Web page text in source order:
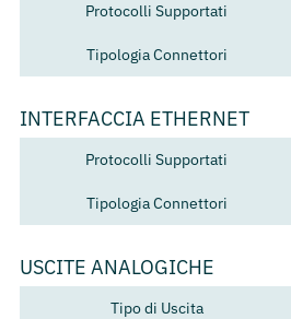
Protocolli Supportati
Tipologia Connettori
INTERFACCIA ETHERNET
Protocolli Supportati
Tipologia Connettori
USCITE ANALOGICHE
Tipo di Uscita